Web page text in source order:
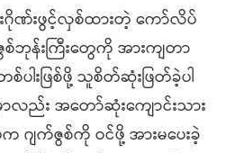
ဂိုဏ်းဖွင့်လှစ်ထားတဲ့ ကော်လိပ်
ဘုန်းကြီးတွေကို အားကျတာ
ပါးဖြစ်ဖို့ သူစိတ်ဆုံးဖြတ်ခဲ့ပါ
လည်း အတော်ဆုံးကျောင်းသား
ဂျက်ဇွစ်ကို ဝင်ဖို့ အားမပေးခဲ့